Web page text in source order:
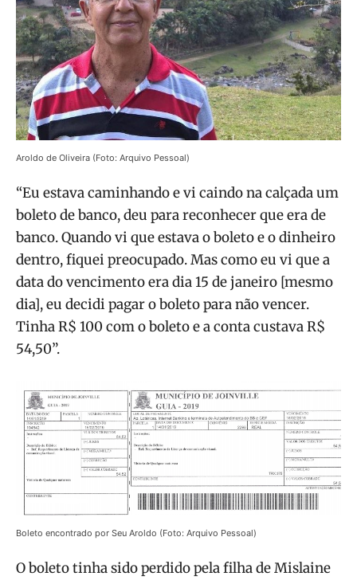
Aroldo de Oliveira (Foto: Arquivo Pessoal)
“Eu estava caminhando e vi caindo na calçada um
boleto de banco, deu para reconhecer que era de
banco. Quando vi que estava o boleto e o dinheiro
dentro, fiquei preocupado. Mas como eu vi que a
data do vencimento era dia 15 de janeiro [mesmo
dia], eu decidi pagar o boleto para não vencer.
Tinha R$ 100 com o boleto e a conta custava R$
54,50”.
Boleto encontrado por Seu Aroldo (Foto: Arquivo Pessoal)
O boleto tinha sido perdido pela filha de Mislaine